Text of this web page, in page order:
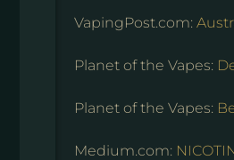
VapingPost.com:
Planet of the Vapes:
Planet of the Vapes:
Medium.com: